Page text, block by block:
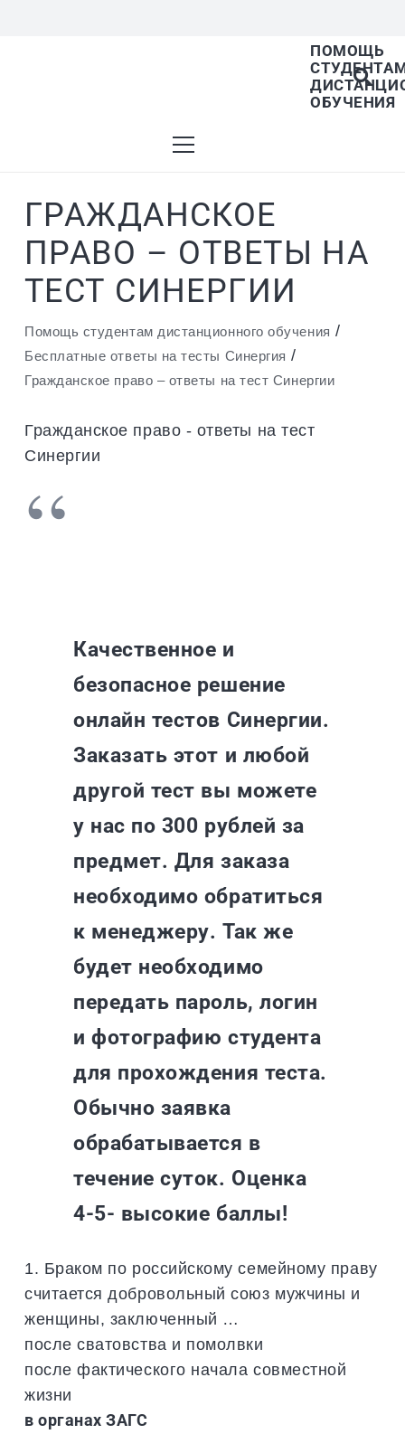
ПОМОЩЬ
ОБУЧЕНИЯ
списке найденных результатов используйте
вверх и вниз для выбора и Enter для
на нужную страницу. Если у вас
с тачскрином, используйте
ГРАЖДАНСКОЕ
ПРАВО – ОТВЕТЫ НА
ТЕСТ СИНЕРГИИ
Помощь студентам дистанционного обучения /
Бесплатные ответы на тесты Синергия /
Гражданское право – ответы на тест Синергии
Гражданское право - ответы на тест
Синергии
Качественное и
безопасное решение
онлайн тестов Синергии.
Заказать этот и любой
другой тест вы можете
у нас по 300 рублей за
предмет. Для заказа
необходимо обратиться
к менеджеру. Так же
будет необходимо
передать пароль, логин
и фотографию студента
для прохождения теста.
Обычно заявка
обрабатывается в
течение суток. Оценка
4-5- высокие баллы!
1. Браком по российскому семейному праву
считается добровольный союз мужчины и
женщины, заключенный …
после сватовства и помолвки
после фактического начала совместной
жизни
в органах ЗАГС